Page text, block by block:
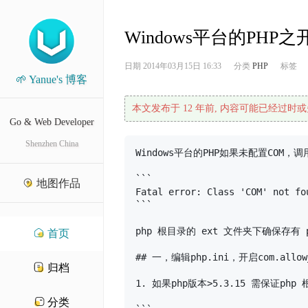
🌱 Yanue's 博客
Go & Web Developer
Shenzhen China
地图作品
首页
归档
分类
Windows平台的PHP之
日期 2014年03月15日 16:33 分类 PHP 标签
本文发布于 12 年前, 内容可能已经过时
Windows平台的PHP如果未配置COM，调
```
Fatal error: Class 'COM' not
```
php 根目录的 ext 文件夹下确保存
## 一，编辑php.ini，开启
1. 如果php版本>5.3.15 需保证php